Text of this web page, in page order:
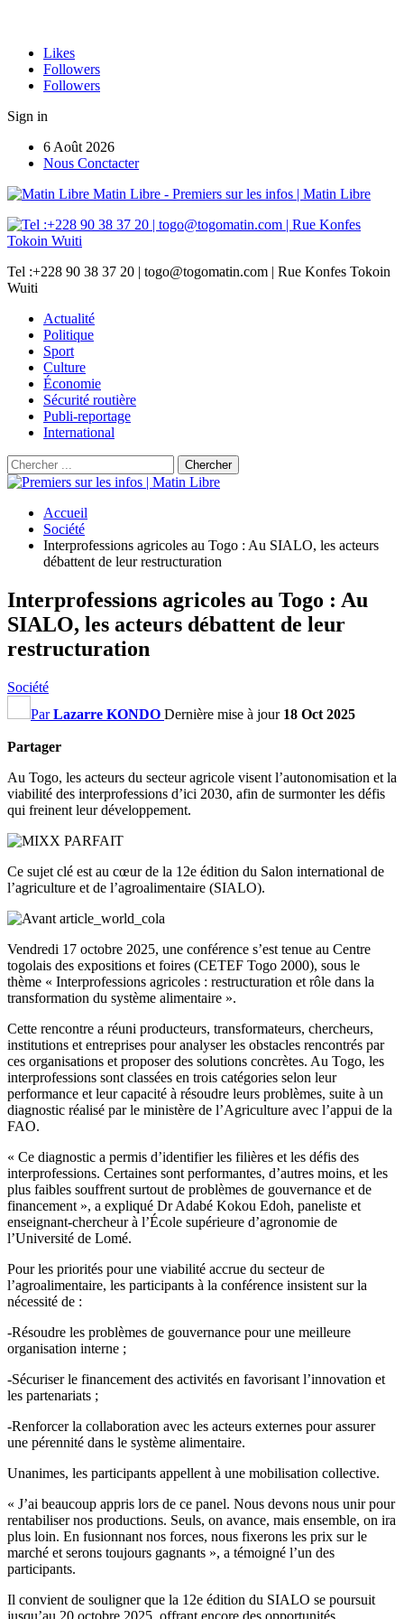
Likes
Followers
Followers
Sign in
6 Août 2026
Nous Conctacter
Matin Libre - Premiers sur les infos | Matin Libre
Tel :+228 90 38 37 20 | togo@togomatin.com | Rue Konfes Tokoin
Wuiti
Actualité
Politique
Sport
Culture
Économie
Sécurité routière
Publi-reportage
International
Accueil
Société
Interprofessions agricoles au Togo : Au SIALO, les acteurs
débattent de leur restructuration
Interprofessions agricoles au Togo : Au
SIALO, les acteurs débattent de leur
restructuration
Société
ParLazarre KONDO Dernière mise à jour 18 Oct 2025
Partager
Au Togo, les acteurs du secteur agricole visent l’autonomisation et la
viabilité des interprofessions d’ici 2030, afin de surmonter les défis
qui freinent leur développement.
Ce sujet clé est au cœur de la 12e édition du Salon international de
l’agriculture et de l’agroalimentaire (SIALO).
Vendredi 17 octobre 2025, une conférence s’est tenue au Centre
togolais des expositions et foires (CETEF Togo 2000), sous le
thème « Interprofessions agricoles : restructuration et rôle dans la
transformation du système alimentaire ».
Cette rencontre a réuni producteurs, transformateurs, chercheurs,
institutions et entreprises pour analyser les obstacles rencontrés par
ces organisations et proposer des solutions concrètes. Au Togo, les
interprofessions sont classées en trois catégories selon leur
performance et leur capacité à résoudre leurs problèmes, suite à un
diagnostic réalisé par le ministère de l’Agriculture avec l’appui de la
FAO.
« Ce diagnostic a permis d’identifier les filières et les défis des
interprofessions. Certaines sont performantes, d’autres moins, et les
plus faibles souffrent surtout de problèmes de gouvernance et de
financement », a expliqué Dr Adabé Kokou Edoh, paneliste et
enseignant-chercheur à l’École supérieure d’agronomie de
l’Université de Lomé.
Pour les priorités pour une viabilité accrue du secteur de
l’agroalimentaire, les participants à la conférence insistent sur la
nécessité de :
-Résoudre les problèmes de gouvernance pour une meilleure
organisation interne ;
-Sécuriser le financement des activités en favorisant l’innovation et
les partenariats ;
-Renforcer la collaboration avec les acteurs externes pour assurer
une pérennité dans le système alimentaire.
Unanimes, les participants appellent à une mobilisation collective.
« J’ai beaucoup appris lors de ce panel. Nous devons nous unir pour
rentabiliser nos productions. Seuls, on avance, mais ensemble, on ira
plus loin. En fusionnant nos forces, nous fixerons les prix sur le
marché et serons toujours gagnants », a témoigné l’un des
participants.
Il convient de souligner que la 12e édition du SIALO se poursuit
jusqu’au 20 octobre 2025, offrant encore des opportunités